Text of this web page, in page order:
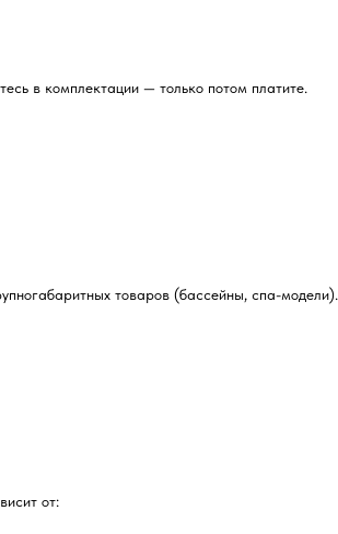
в комплектации — только потом платите.
товаров (бассейны, спа-модели).
от: